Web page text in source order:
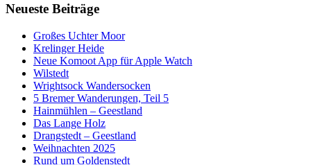
Neueste Beiträge
Großes Uchter Moor
Krelinger Heide
Neue Komoot App für Apple Watch
Wilstedt
Wrightsock Wandersocken
5 Bremer Wanderungen, Teil 5
Hainmühlen – Geestland
Das Lange Holz
Drangstedt – Geestland
Weihnachten 2025
Rund um Goldenstedt